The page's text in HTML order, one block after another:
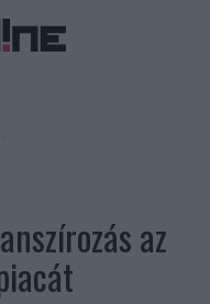
az